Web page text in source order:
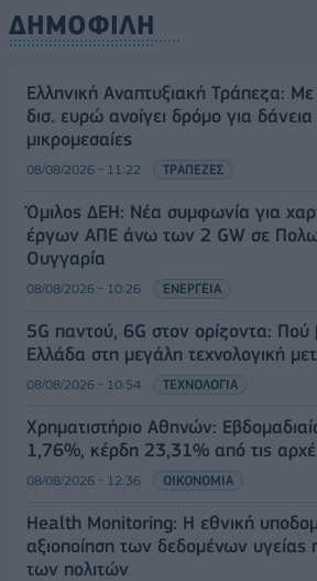
ΔΗΜΟΦΙΛΗ
Ελληνική Αναπτυξιακή Τράπεζα:
δισ. ευρώ ανοίγει δρόμο για
μικρομεσαίες
08/08/2026 - 11:22 ΤΡΑΠΕΖΕΣ
Όμιλος ΔΕΗ: Νέα συμφωνία για
έργων ΑΠΕ άνω των 2 GW σε
Ουγγαρία
08/08/2026 - 10:26 ΕΝΕΡΓΕΙΑ
5G παντού, 6G στον ορίζοντα: Πού
Ελλάδα στη μεγάλη τεχνολογική
08/08/2026 - 10:54 ΤΕΧΝΟΛΟΓΙΑ
Χρηματιστήριο Αθηνών:
1,76%, κέρδη 23,31% από τις
08/08/2026 - 12:36 ΟΙΚΟΝΟΜΙΑ
Health Monitoring: Η εθνική
αξιοποίηση των δεδομένων υγείας
των πολιτών